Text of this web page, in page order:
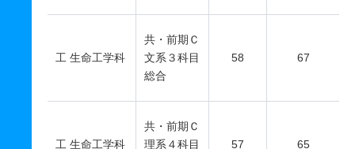
工 生命工学科
共・前期Ｃ
文系３科目
総合
58 67
工 生命工学科
共・前期Ｃ
理系４科目
57 65